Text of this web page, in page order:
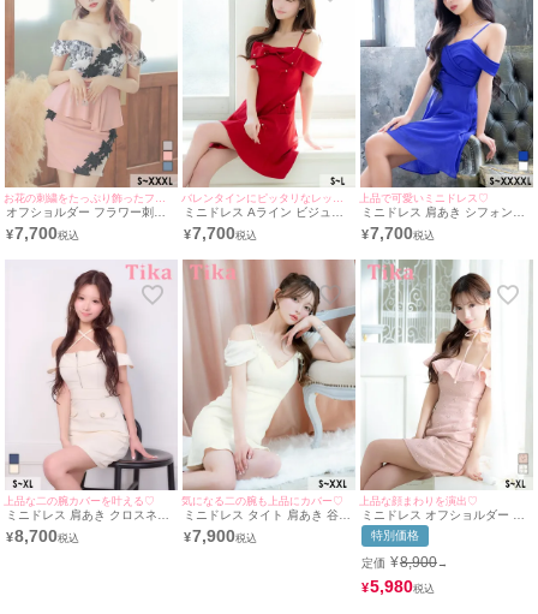
オフショルダー フラワー刺繍
レース バストシースルー ペプ
ラム 谷間魅せ タイトミニドレ
ャバドレス着用) [Tika/ティカ]
¥7,700
ミニドレス Aライン ビジュー
ワンピース リボン 同伴 肩あき
バレンタイン 赤ドレス キャバ
1] [Tika/ティカ]
¥7,700
上品で可愛いミニドレス♡
ミニドレス 肩あき シフォン谷
間 バストクロス Aライン ワン
カラー XL XXL 4L 5L 大きい
(横田未来着用) [tk-md25122-
ha] [Tika/ティカ]
¥7,700
上品な二の腕カバーを叶える♡
ミニドレス 肩あき クロスネッ
ク ジップ パイピング フェイク
ポケット ストレッチ XL タイ
¥8,700
気になる二の腕も上品にカバー♡
ミニドレス タイト 肩あき 谷間
リボン ビジュー チャーム付き
ツイード 裾フリル アイボリー
¥7,900
上品な顔まわりを演出♡
ミニドレス オフショルダー ツ
イード Aライン ビジュー フラ
ワー チョーカーリボン付き ダ
スティローズ ピンク XL キャ
バドレス (聖菜着用) [tk-
md7772-5a] [Tika/ティカ]
特別価格
定価 ¥8,900→
¥5,980